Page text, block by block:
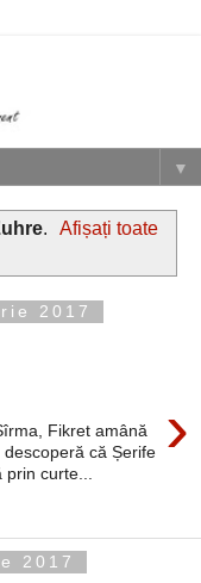
▼
.
Afișați toate
2017
›
Fikret amână
că Șerife
curte...
2017